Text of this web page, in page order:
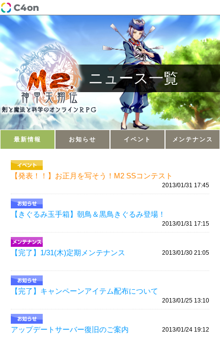
ニュース一覧
最新情報 お知らせ イベント メンテナンス
【発表！！】お正月を写そう！M2 SSコンテスト
2013/01/31 17:45
【きぐるみ玉手箱】朝鳥＆黒鳥きぐるみ登場！
2013/01/31 17:15
【完了】1/31(木)定期メンテナンス 2013/01/30 21:05
【完了】キャンペーンアイテム配布について
2013/01/25 13:10
アップデートサーバー復旧のご案内 2013/01/24 19:12